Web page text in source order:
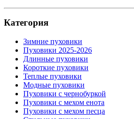
Категория
Зимние пуховики
Пуховики 2025-2026
Длинные пуховики
Короткие пуховики
Теплые пуховики
Модные пуховики
Пуховики с чернобуркой
Пуховики с мехом енота
Пуховики с мехом песца